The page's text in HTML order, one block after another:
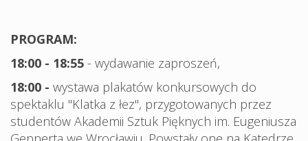
PROGRAM:
18:00 - 18:55 - wydawanie zaproszeń,
18:00 - wystawa plakatów konkursowych do
spektaklu "Klatka z łez", przygotowanych przez
studentów Akademii Sztuk Pięknych im. Eugeniusza